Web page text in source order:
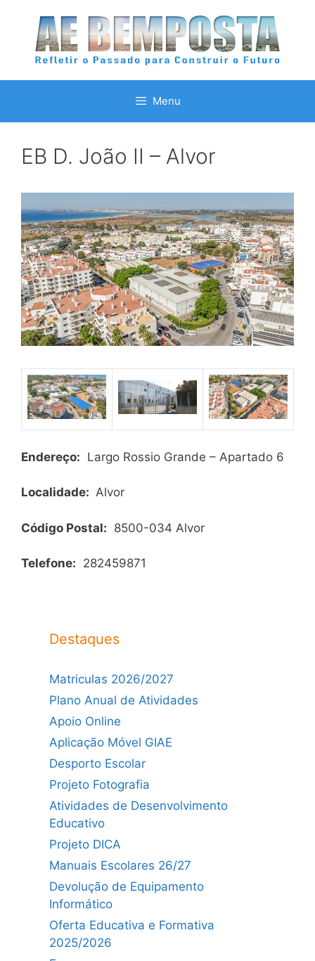
conteúdo
Menu
EB D. João II – Alvor
Endereço: Largo Rossio Grande – Apartado 6
Localidade: Alvor
Código Postal: 8500-034 Alvor
Telefone: 282459871
Destaques
Matriculas 2026/2027
Plano Anual de Atividades
Apoio Online
Aplicação Móvel GIAE
Desporto Escolar
Projeto Fotografia
Atividades de Desenvolvimento
Educativo
Projeto DICA
Manuais Escolares 26/27
Devolução de Equipamento
Informático
Oferta Educativa e Formativa
2025/2026